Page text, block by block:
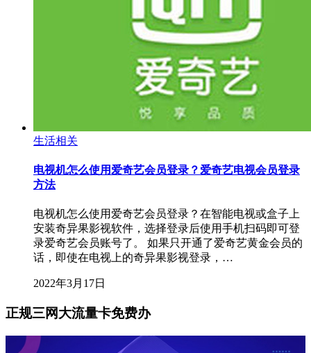
生活相关
电视机怎么使用爱奇艺会员登录？爱奇艺电视会员登录
方法
电视机怎么使用爱奇艺会员登录？在智能电视或盒子上
安装奇异果影视软件，选择登录后使用手机扫码即可登
录爱奇艺会员账号了。 如果只开通了爱奇艺黄金会员的
话，即使在电视上的奇异果影视登录，…
2022年3月17日
正规三网大流量卡免费办